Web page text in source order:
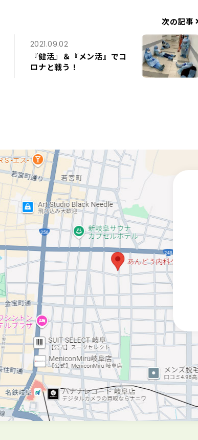
次の記事
2021.09.02
『健活』＆『メン活』でコ
ロナと戦う！